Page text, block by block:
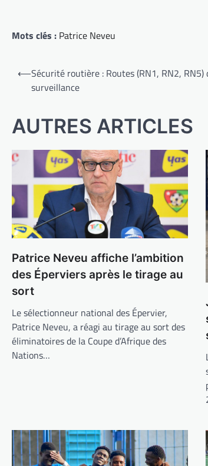
Mots clés : Patrice Neveu
Navigation
⟵Sécurité routière : Routes (RN1, RN2,
surveillance
AUTRES ARTICLES
Patrice Neveu affiche l’ambition
des Éperviers après le tirage au
sort
Le sélectionneur national des Épervier,
Patrice Neveu, a réagi au tirage au sort des
éliminatoires de la Coupe d’Afrique des
Nations…